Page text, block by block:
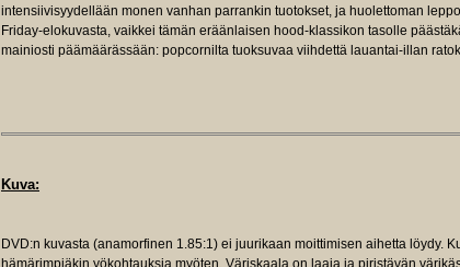
intensiivisyydellään monen vanhan parrankin tuotokset, ja huolettoman
Friday-elokuvasta, vaikkei tämän eräänlaisen hood-klassikon tasolle
mainiosti päämäärässään: popcornilta tuoksuvaa viihdettä lauantai-illan
Kuva:
DVD:n kuvasta (anamorfinen 1.85:1) ei juurikaan moittimisen aihetta löydy.
hämärimpiäkin yökohtauksia myöten. Väriskaala on laaja ja piristävän